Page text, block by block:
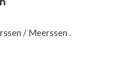
/ Meerssen .